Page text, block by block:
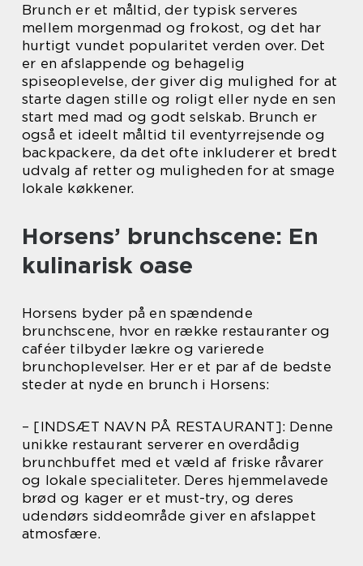
Brunch er et måltid, der typisk serveres
mellem morgenmad og frokost, og det har
hurtigt vundet popularitet verden over. Det
er en afslappende og behagelig
spiseoplevelse, der giver dig mulighed for at
starte dagen stille og roligt eller nyde en sen
start med mad og godt selskab. Brunch er
også et ideelt måltid til eventyrrejsende og
backpackere, da det ofte inkluderer et bredt
udvalg af retter og muligheden for at smage
lokale køkkener.
Horsens’ brunchscene: En
kulinarisk oase
Horsens byder på en spændende
brunchscene, hvor en række restauranter og
caféer tilbyder lækre og varierede
brunchoplevelser. Her er et par af de bedste
steder at nyde en brunch i Horsens:
– [INDSÆT NAVN PÅ RESTAURANT]: Denne
unikke restaurant serverer en overdådig
brunchbuffet med et væld af friske råvarer
og lokale specialiteter. Deres hjemmelavede
brød og kager er et must-try, og deres
udendørs siddeområde giver en afslappet
atmosfære.